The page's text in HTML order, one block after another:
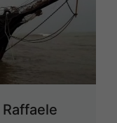
Raffaele